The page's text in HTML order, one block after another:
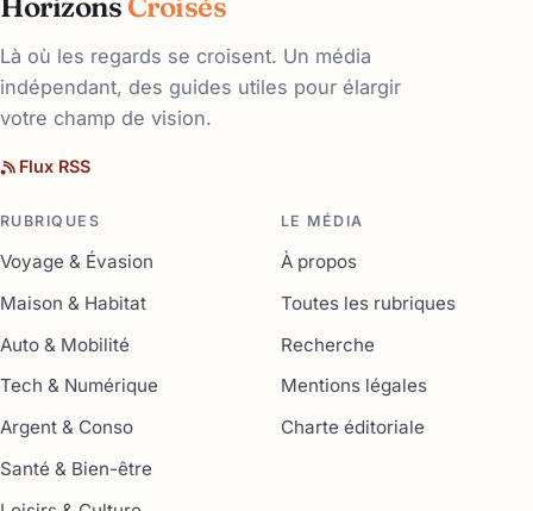
Là où les regards se croisent. Un média
indépendant, des guides utiles pour élargir
votre champ de vision.
Flux RSS
RUBRIQUES
Voyage & Évasion
Maison & Habitat
Auto & Mobilité
Tech & Numérique
Argent & Conso
Santé & Bien-être
LE MÉDIA
À propos
Toutes les rubriques
Recherche
Mentions légales
Charte éditoriale